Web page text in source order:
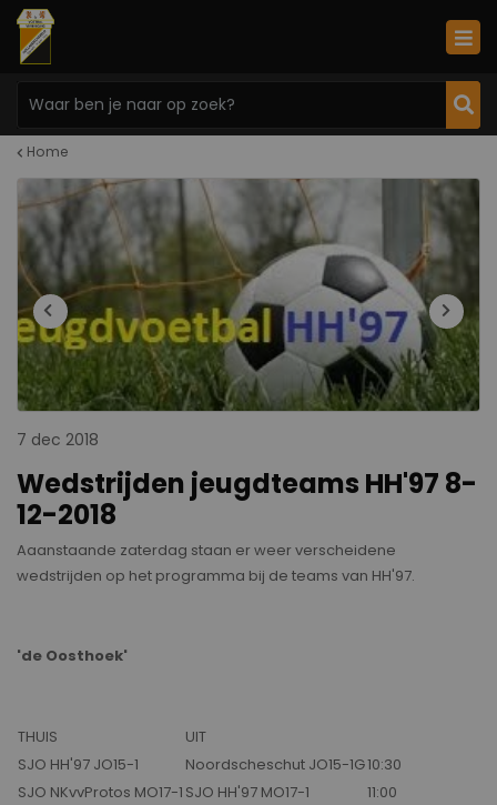
Home
7 dec 2018
Wedstrijden jeugdteams HH'97 8-
12-2018
Aaanstaande zaterdag staan er weer verscheidene
wedstrijden op het programma bij de teams van HH'97.
'de Oosthoek'
THUIS
UIT
SJO HH'97 JO15-1
Noordscheschut JO15-1G10:30
SJO NKvvProtos MO17-1 SJO HH'97 MO17-1
11:00